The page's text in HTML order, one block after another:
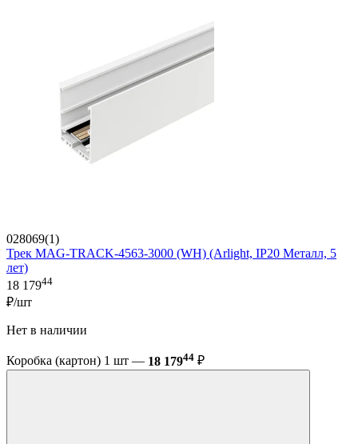
028069(1)
Трек MAG-TRACK-4563-3000 (WH) (Arlight, IP20 Металл, 5
лет)
18 17944
₽/шт
Нет в наличии
Коробка (картон) 1 шт — 18 17944 ₽